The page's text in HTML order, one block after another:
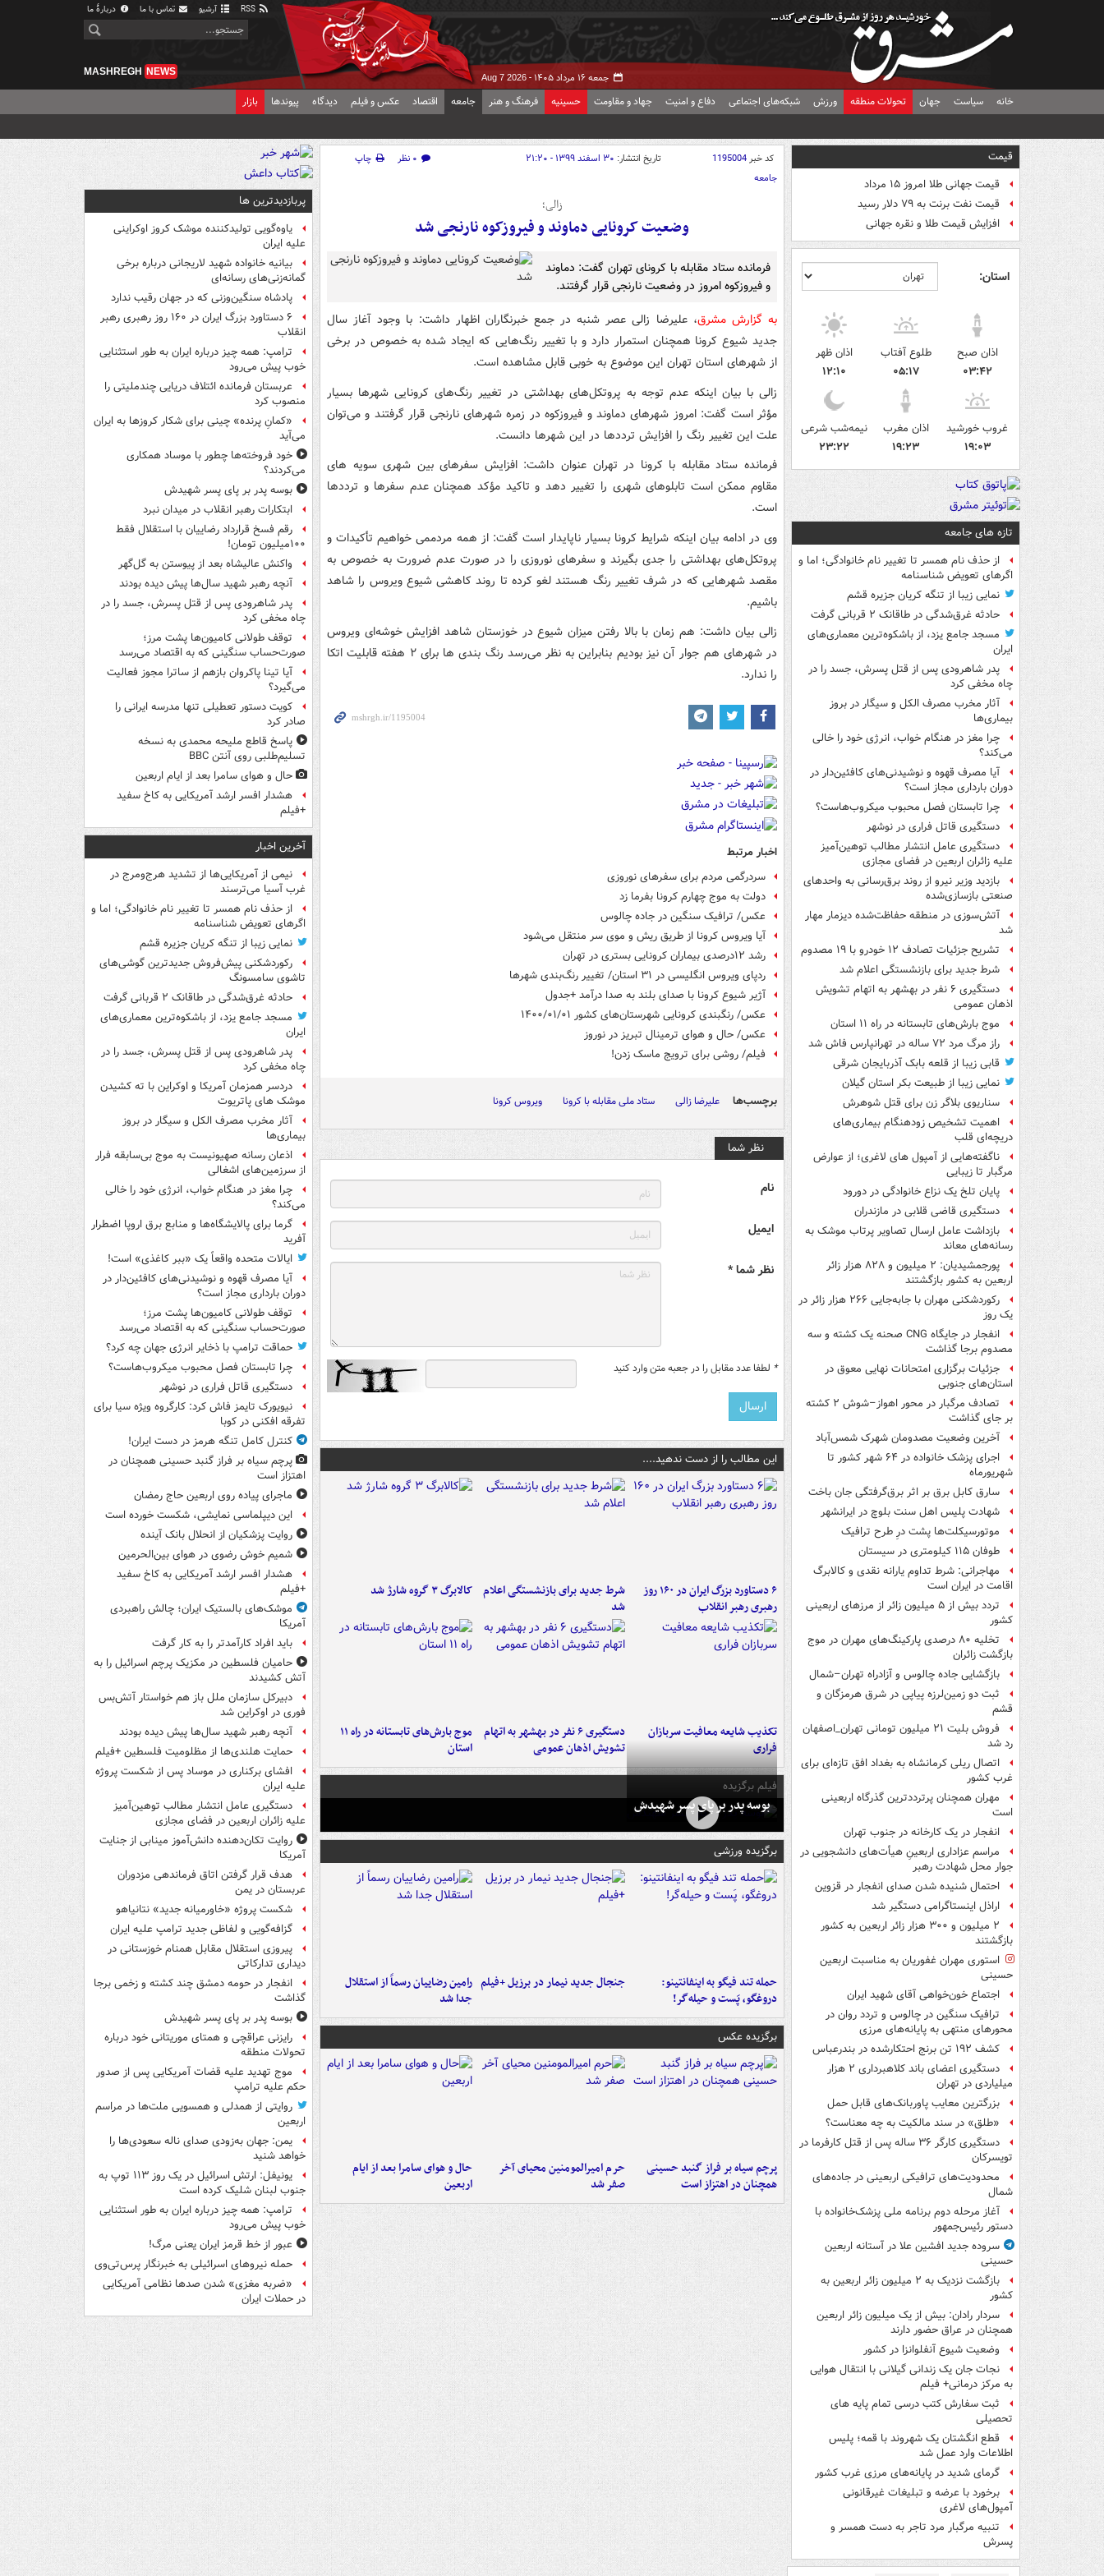
آرشیو تماس با ما دربارهٔ ما
جمعه ۱۶ مرداد ۱۴۰۵ - Aug 7 2026
MASHREGH NEWS
خانه سیاست جهان تحولات منطقه ورزش شبکه‌های اجتماعی دفاع و امنیت جهاد و مقاومت حسینیه فرهنگ و هنر جامعه اقتصاد عکس و فیلم دیدگاه پیوندها بازار
قیمت
قیمت جهانی طلا امروز ۱۵ مرداد
قیمت نفت برنت به ۷۹ دلار رسید
افزایش قیمت طلا و نقره جهانی
استان:
اذان صبح
۰۳:۴۲
طلوع آفتاب
۰۵:۱۷
اذان ظهر
۱۲:۱۰
غروب خورشید
۱۹:۰۳
اذان مغرب
۱۹:۲۳
نیمه‌شب شرعی
۲۳:۲۲
تازه های جامعه
از حذف نام همسر تا تغییر نام خانوادگی؛ اما و
اگرهای تعویض شناسنامه
نمایی زیبا از تنگه کریان جزیره قشم
حادثه غرق‌شدگی در طاقانک ۲ قربانی گرفت
مسجد جامع یزد، از باشکوه‌ترین معماری‌های
ایران
پدر شاهرودی پس از قتل پسرش، جسد را در
چاه مخفی کرد
آثار مخرب مصرف الکل و سیگار در بروز
بیماری‌ها
چرا مغز در هنگام خواب، انرژی خود را خالی
می‌کند؟
آیا مصرف قهوه و نوشیدنی‌های کافئین‌دار در
دوران بارداری مجاز است؟
چرا تابستان فصل محبوب میکروب‌هاست؟
دستگیری قاتل فراری در نوشهر
دستگیری عامل انتشار مطالب توهین‌آمیز
علیه زائران اربعین در فضای مجازی
بازدید وزیر نیرو از روند برق‌رسانی به واحدهای
صنعتی بازسازی‌شده
آتش‌سوزی در منطقه حفاظت‌شده دیزمار مهار
شد
تشریح جزئیات تصادف ۱۲ خودرو با ۱۹ مصدوم
شرط جدید برای بازنشستگی اعلام شد
دستگیری ۶ نفر در بهشهر به اتهام تشویش
اذهان عمومی
موج بارش‌های تابستانه در راه ۱۱ استان
راز مرگ مرد ۷۲ ساله در تهرانپارس فاش شد
قابی زیبا از قلعه بابک آذربایجان شرقی
نمایی زیبا از طبیعت بکر استان گیلان
سناریوی بلاگر زن برای قتل شوهرش
اهمیت تشخیص زودهنگام بیماری‌های
دریچه‌ای قلب
ناگفته‌هایی از آمپول های لاغری؛ از عوارض
مرگبار تا زیبایی
پایان تلخ یک نزاع خانوادگی در دورود
دستگیری قاضی قلابی در مازندران
بازداشت عامل ارسال تصاویر پرتاب موشک به
رسانه‌های معاند
پورجمشیدیان: ۲ میلیون و ۸۲۸ هزار زائر
اربعین به کشور بازگشتند
رکوردشکنی مهران با جابه‌جایی ۲۶۶ هزار زائر در
یک روز
انفجار در جایگاه CNG صحنه یک کشته و سه
مصدوم برجا گذاشت
جزئیات برگزاری امتحانات نهایی معوق در
استان‌های جنوبی
تصادف مرگبار در محور اهواز–شوش ۲ کشته
بر جای گذاشت
آخرین وضعیت مصدومان شهرک شمس‌آباد
اجرای پزشک خانواده در ۶۴ شهر کشور تا
شهریورماه
سارق کابل برق بر اثر برق‌گرفتگی جان باخت
شهادت پلیس اهل سنت بلوچ در ایرانشهر
موتورسیکلت‌ها پشت درِ طرح ترافیک
طوفان ۱۱۵ کیلومتری در سیستان
مهاجرانی: شرط تداوم یارانه نقدی و کالابرگ
اقامت در ایران است
تردد بیش از ۵ میلیون زائر از مرزهای اربعینی
کشور
تخلیه ۸۰ درصدی پارکینگ‌های مهران در موج
بازگشت زائران
بازگشایی جاده چالوس و آزادراه تهران–شمال
ثبت دو زمین‌لرزه پیاپی در شرق هرمزگان و
قشم
فروش بلیت ۲۱ میلیون تومانی تهران_اصفهان
رد شد
اتصال ریلی کرمانشاه به بغداد افق تازه‌ای برای
غرب کشور
مهران همچنان پرترددترین گذرگاه اربعینی
است
انفجار در یک کارخانه در جنوب تهران
مراسم عزاداری اربعینِ هیأت‌های دانشجویی در
جوار محل شهادت رهبر
احتمال شنیده شدن صدای انفجار در قزوین
اراذل اینستاگرامی دستگیر شد
۲ میلیون و ۳۰۰ هزار زائر اربعین به کشور
بازگشتند
استوری مهران غفوریان به مناسبت اربعین
حسینی
اجتماع خون‌خواهی آقای شهید ایران
ترافیک سنگین در چالوس و تردد روان در
محورهای منتهی به پایانه‌های مرزی
کشف ۱۹۲ تن برنج احتکارشده در بندرعباس
دستگیری اعضای باند کلاهبرداری ۲ هزار
میلیاردی در تهران
بزرگترین معایب پاوربانک‌های قابل حمل
«طلق» در سند مالکیت به چه معناست؟
دستگیری کارگر ۳۶ ساله پس از قتل کارفرما در
تویسرکان
محدودیت‌های ترافیکی اربعینی در جاده‌های
شمال‌
آغاز مرحله دوم برنامه ملی پزشک‌خانواده با
دستور رئیس‌جمهور
سروده جدید افشین علا در آستانه اربعین
حسینی
بازگشت نزدیک به ۲ میلیون زائر اربعین به
کشور
سردار رادان: بیش از یک میلیون زائر اربعین
همچنان در عراق حضور دارند
وضعیت شیوع آنفلوانزا در کشور
نجات جان یک زندانی گیلانی با انتقال هوایی
به مرکز درمانی+ فیلم
ثبت سفارش کتب درسی تمام پایه های
تحصیلی
قطع انگشتان یک شهروند با قمه؛ پلیس
اطلاعات وارد عمل شد
گرمای شدید در پایانه‌های مرزی غرب کشور
برخورد با عرضه و تبلیغات غیرقانونی
آمپول‌های لاغری
تنبیه مرگبار مرد تاجر به دست همسر و
پسرش
کد خبر1195004 تاریخ انتشار: ۳۰ اسفند ۱۳۹۹ - ۲۱:۲۰ ۰ نظر
چاپ
جامعه
زالی؛
وضعیت کرونایی دماوند و فیروزکوه نارنجی شد
فرمانده ستاد مقابله با کرونای تهران گفت: دماوند
و فیروزکوه امروز در وضعیت نارنجی قرار گرفتند.
به گزارش مشرق، علیرضا زالی عصر شنبه در جمع خبرنگاران اظهار داشت: با وجود آغاز سال
جدید شیوع کرونا همچنان استمرار دارد و با تغییر رنگ‌هایی که ایجاد شده به خصوص در برخی
از شهرهای استان تهران این موضوع به خوبی قابل مشاهده است.
زالی با بیان اینکه عدم توجه به پروتکل‌های بهداشتی در تغییر رنگ‌های کرونایی شهرها بسیار
مؤثر است گفت: امروز شهرهای دماوند و فیروزکوه در زمره شهرهای نارنجی قرار گرفتند و می‌توان
علت این تغییر رنگ را افزایش ترددها در این شهرها دانست.
فرمانده ستاد مقابله با کرونا در تهران عنوان داشت: افزایش سفرهای بین شهری سویه های
مقاوم ممکن است تابلوهای شهری را تغییر دهد و تاکید مؤکد همچنان عدم سفرها و ترددها
است.
وی در ادامه بیان اینکه شرایط کرونا بسیار ناپایدار است گفت: از همه مردممی خواهیم تأکیدات و
پروتکل‌های بهداشتی را جدی بگیرند و سفرهای نوروزی را در صورت عدم ضرورت به خصوص به
مقصد شهرهایی که در شرف تغییر رنگ هستند لغو کرده تا روند کاهشی شیوع ویروس را شاهد
باشیم.
زالی بیان داشت: هم زمان با بالا رفتن میزان شیوع در خوزستان شاهد افزایش خوشه‌ای ویروس
در شهرهای هم جوار آن نیز بودیم بنابراین به نظر می‌رسد رنگ بندی ها برای ۲ هفته قابلیت اتکا
را ندارد.
اخبار مرتبط
سردرگمی مردم برای سفرهای نوروزی
دولت به موج چهارم کرونا بفرما زد
عکس/ ترافیک سنگین در جاده چالوس
آیا ویروس کرونا از طریق ریش و موی سر منتقل می‌شود
رشد ۱۲درصدی بیماران کرونایی بستری در تهران
ردپای ویروس انگلیسی در ۳۱ استان/ تغییر رنگ‌بندی شهرها
آژیر شیوع کرونا با صدای بلند به صدا درآمد +جدول
عکس/ رنگبندی کرونایی شهرستان‌های کشور ۱۴۰۰/۰۱/۰۱
عکس/ حال و هوای ترمینال تبریز در نوروز
فیلم/ روشی برای ترویج ماسک زدن!
برچسب‌ها علیرضا زالی ستاد ملی مقابله با کرونا ویروس کرونا
نظر شما
نام
ایمیل
نظر شما *
* لطفا عدد مقابل را در جعبه متن وارد کنید
این مطالب را از دست ندهید....
۶ دستاورد بزرگ ایران در ۱۶۰ روز
رهبری رهبر انقلاب
شرط جدید برای بازنشستگی اعلام
شد
کالابرگ ۳ گروه شارژ شد
تکذیب شایعه معافیت سربازان
فراری
دستگیری ۶ نفر در بهشهر به اتهام
تشویش اذهان عمومی
موج بارش‌های تابستانه در راه ۱۱
استان
فیلم برگزیده
بوسه‌ پدر بر پای پسر شهیدش
برگزیده ورزشی
حمله تند فیگو به اینفانتینو:
دروغگو، پَست‌ و حیله‌گر!
جنجال جدید نیمار در برزیل +فیلم رامین رضاییان رسماً از استقلال
جدا شد
برگزیده عکس
پرچم سیاه بر فراز گنبد حسینی
همچنان در اهتزاز است
حرم امیرالمومنین محیای آخر
صفر شد
حال و هوای سامرا بعد از ایام
اربعین
پربازدیدترین ها
یاوه‌گویی تولیدکننده موشک کروز اوکراینی
علیه ایران
بیانیه خانواده شهید لاریجانی درباره برخی
گمانه‌زنی‌های رسانه‌ای
پادشاه سنگین‌وزنی که در جهان رقیب ندارد
۶ دستاورد بزرگ ایران در ۱۶۰ روز رهبری رهبر
انقلاب
ترامپ: همه چیز درباره ایران به طور استثنایی
خوب پیش می‌رود
عربستان فرمانده ائتلاف دریایی چندملیتی را
منصوب کرد
«کمانِ پرنده» چینی برای شکار کروزها به ایران
می‌آید
خود فروخته‌ها چطور با موساد همکاری
می‌کردند؟
بوسه‌ پدر بر پای پسر شهیدش
ابتکارات رهبر انقلاب در میدان نبرد
رقم فسخ قرارداد رضاییان با استقلال فقط
۱۰۰میلیون تومان!
واکنش عالیشاه بعد از پیوستن به گل‌گهر
آنچه رهبر شهید سال‌ها پیش دیده بودند
پدر شاهرودی پس از قتل پسرش، جسد را در
چاه مخفی کرد
توقف طولانی کامیون‌ها پشت مرز؛
صورت‌حساب سنگینی که به اقتصاد می‌رسد
آیا تینا پاکروان بازهم از ساترا مجوز فعالیت
می‌گیرد؟
کویت دستور تعطیلی تنها مدرسه ایرانی را
صادر کرد
پاسخ قاطع ملیحه محمدی به نسخه
تسلیم‌طلبی روی آنتن BBC
حال و هوای سامرا بعد از ایام اربعین
هشدار افسر ارشد آمریکایی به کاخ سفید
+فیلم
آخرین اخبار
نیمی از آمریکایی‌ها از تشدید هرج‌ومرج در
غرب آسیا می‌ترسند
از حذف نام همسر تا تغییر نام خانوادگی؛ اما و
اگرهای تعویض شناسنامه
نمایی زیبا از تنگه کریان جزیره قشم
رکوردشکنی پیش‌فروش جدیدترین گوشی‌های
تاشوی سامسونگ
حادثه غرق‌شدگی در طاقانک ۲ قربانی گرفت
مسجد جامع یزد، از باشکوه‌ترین معماری‌های
ایران
پدر شاهرودی پس از قتل پسرش، جسد را در
چاه مخفی کرد
دردسر همزمان آمریکا و اوکراین با ته کشیدن
موشک های پاتریوت
آثار مخرب مصرف الکل و سیگار در بروز
بیماری‌ها
اذعان رسانه صهیونیست به موج بی‌سابقه فرار
از سرزمین‌های اشغالی
چرا مغز در هنگام خواب، انرژی خود را خالی
می‌کند؟
گرما برای پالایشگاه‌ها و منابع برق اروپا اضطرار
آفرید
ایالات متحده واقعاً یک «ببر کاغذی» است!
آیا مصرف قهوه و نوشیدنی‌های کافئین‌دار در
دوران بارداری مجاز است؟
توقف طولانی کامیون‌ها پشت مرز؛
صورت‌حساب سنگینی که به اقتصاد می‌رسد
حماقت ترامپ با ذخایر انرژی جهان چه کرد؟
چرا تابستان فصل محبوب میکروب‌هاست؟
دستگیری قاتل فراری در نوشهر
نیویورک تایمز فاش کرد: کارگروه ویژه سیا برای
تفرقه افکنی در کوبا
کنترل کامل تنگه هرمز در دست ایران!
پرچم سیاه بر فراز گنبد حسینی همچنان در
اهتزاز است
ماجرای پیاده روی اربعین حاج رمضان
این دیپلماسی نمایشی، شکست خورده است
روایت پزشکیان از انحلال بانک آینده
شمیم خوش رضوی در هوای بین‌الحرمین
هشدار افسر ارشد آمریکایی به کاخ سفید
+فیلم
موشک‌های بالستیک ایران؛ چالش راهبردی
آمریکا
باید افراد کارآمدتر را به کار گرفت
حامیان فلسطین در مکزیک پرچم اسرائیل را به
آتش کشیدند
دبیرکل سازمان ملل باز هم خواستار آتش‌بس
فوری در اوکراین شد
آنچه رهبر شهید سال‌ها پیش دیده بودند
حمایت هلندی‌ها از مظلومیت فلسطین +فیلم
افشای برکناری در موساد پس از شکست پروژه
علیه ایران
دستگیری عامل انتشار مطالب توهین‌آمیز
علیه زائران اربعین در فضای مجازی
روایت تکان‌دهنده دانش‌آموز مینابی از جنایت
آمریکا
هدف قرار گرفتن اتاق‌ فرماندهی مزدوران
عربستان در یمن
شکست پروژه «خاورمیانه جدید» نتانیاهو
گزافه‌گویی و لفاظی جدید ترامپ علیه ایران
پیروزی استقلال مقابل همنام خوزستانی در
دیداری تدارکاتی
انفجار در حومه دمشق چند کشته و زخمی برجا
گذاشت
بوسه‌ پدر بر پای پسر شهیدش
رایزنی عراقچی و همتای موریتانی خود درباره
تحولات منطقه
موج تهدید علیه قضات آمریکایی پس از صدور
حکم علیه ترامپ
روایتی از همدلی و همسویی ملت‌ها در مراسم
اربعین
یمن: جهان به‌زودی صدای ناله سعودی‌ها را
خواهد شنید
یونیفل: ارتش اسرائیل در یک روز ۱۱۳ توپ به
جنوب لبنان شلیک کرده است
ترامپ: همه چیز درباره ایران به طور استثنایی
خوب پیش می‌رود
عبور از خط قرمز ایران یعنی مرگ!
حمله نیروهای اسرائیلی به خبرنگار پرس‌تی‌وی
«ضربه مغزی» شدن صدها نظامی آمریکایی
در حملات ایران